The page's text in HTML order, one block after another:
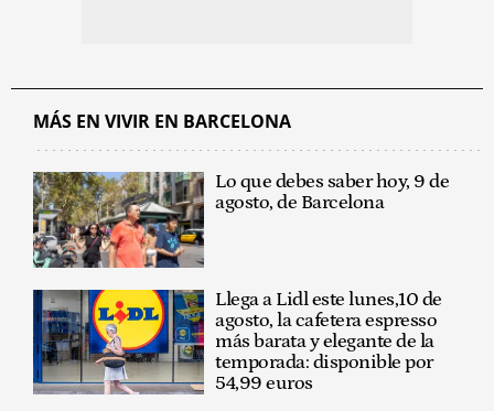
MÁS EN VIVIR EN BARCELONA
Lo que debes saber hoy, 9 de
agosto, de Barcelona
Llega a Lidl este lunes,10 de
agosto, la cafetera espresso
más barata y elegante de la
temporada: disponible por
54,99 euros